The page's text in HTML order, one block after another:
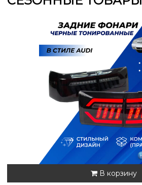
В корзину